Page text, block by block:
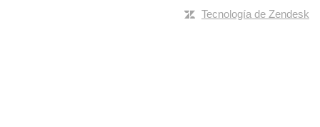
Tecnología de Zendesk